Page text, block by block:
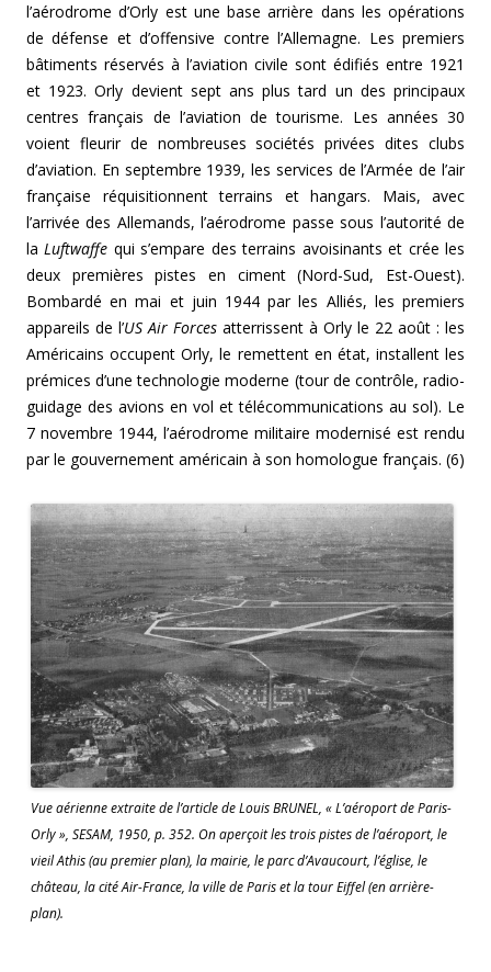
l’aérodrome d’Orly est une base arrière dans les opérations
de défense et d’offensive contre l’Allemagne. Les premiers
bâtiments réservés à l’aviation civile sont édifiés entre 1921
et 1923. Orly devient sept ans plus tard un des principaux
centres français de l’aviation de tourisme. Les années 30
voient fleurir de nombreuses sociétés privées dites clubs
d’aviation. En septembre 1939, les services de l’Armée de l’air
française réquisitionnent terrains et hangars. Mais, avec
l’arrivée des Allemands, l’aérodrome passe sous l’autorité de
laLuftwaffe qui s’empare des terrains avoisinants et crée les
deux premières pistes en ciment (Nord-Sud, Est-Ouest).
Bombardé en mai et juin 1944 par les Alliés, les premiers
appareils de l’US Air Forces atterrissent à Orly le 22 août : les
Américains occupent Orly, le remettent en état, installent les
prémices d’une technologie moderne (tour de contrôle, radio-
guidage des avions en vol et télécommunications au sol). Le
7 novembre 1944, l’aérodrome militaire modernisé est rendu
par le gouvernement américain à son homologue français. (6)
Vue aérienne extraite de l’article de Louis BRUNEL, « L’aéroport de Paris-
Orly », SESAM, 1950, p. 352. On aperçoit les trois pistes de l’aéroport, le
vieil Athis (au premier plan), la mairie, le parc d’Avaucourt, l’église, le
château, la cité Air-France, la ville de Paris et la tour Eiffel (en arrière-
plan).